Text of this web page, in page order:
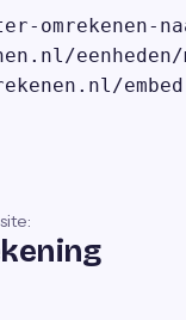
omrekenen-